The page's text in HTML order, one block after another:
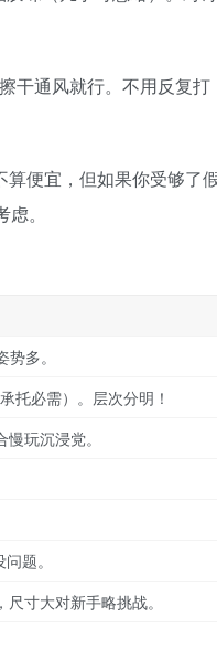
干通风就行。不用反复打
便宜，但如果你受够了
。
多。
托必需）。层次分明！
玩沉浸党。
题。
寸大对新手略挑战。